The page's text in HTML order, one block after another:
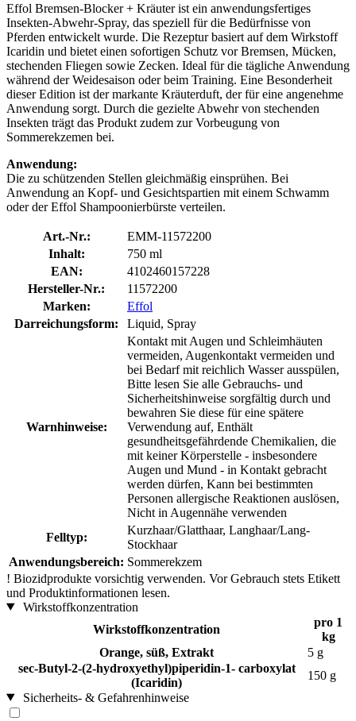
Effol Bremsen-Blocker + Kräuter ist ein anwendungsfertiges
Insekten-Abwehr-Spray, das speziell für die Bedürfnisse von
Pferden entwickelt wurde. Die Rezeptur basiert auf dem Wirkstoff
Icaridin und bietet einen sofortigen Schutz vor Bremsen, Mücken,
stechenden Fliegen sowie Zecken. Ideal für die tägliche Anwendung
während der Weidesaison oder beim Training. Eine Besonderheit
dieser Edition ist der markante Kräuterduft, der für eine angenehme
Anwendung sorgt. Durch die gezielte Abwehr von stechenden
Insekten trägt das Produkt zudem zur Vorbeugung von
Sommerekzemen bei.
Anwendung:
Die zu schützenden Stellen gleichmäßig einsprühen. Bei
Anwendung an Kopf- und Gesichtspartien mit einem Schwamm
oder der Effol Shampoonierbürste verteilen.
Art.-Nr.:
EMM-11572200
Inhalt:
750 ml
EAN:
4102460157228
Hersteller-Nr.:
11572200
Marken:
Effol
Darreichungsform:
Liquid, Spray
Warnhinweise:
Kontakt mit Augen und Schleimhäuten
vermeiden, Augenkontakt vermeiden und
bei Bedarf mit reichlich Wasser ausspülen,
Bitte lesen Sie alle Gebrauchs- und
Sicherheitshinweise sorgfältig durch und
bewahren Sie diese für eine spätere
Verwendung auf, Enthält
gesundheitsgefährdende Chemikalien, die
mit keiner Körperstelle - insbesondere
Augen und Mund - in Kontakt gebracht
werden dürfen, Kann bei bestimmten
Personen allergische Reaktionen auslösen,
Nicht in Augennähe verwenden
Felltyp:
Kurzhaar/Glatthaar, Langhaar/Lang-
Stockhaar
Anwendungsbereich: Sommerekzem
! Biozidprodukte vorsichtig verwenden. Vor Gebrauch stets Etikett
und Produktinformationen lesen.
Wirkstoffkonzentration
Wirkstoffkonzentration
pro 1
kg
Orange, süß, Extrakt
5 g
sec-Butyl-2-(2-hydroxyethyl)piperidin-1- carboxylat
(Icaridin)
150 g
Sicherheits- & Gefahrenhinweise